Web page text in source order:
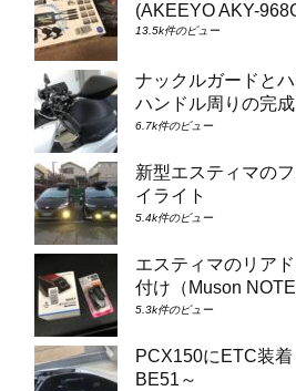
(AKEEYO AKY-
13.5k件のビュー
ナックルガードと
ハンドル周りの完成
6.7k件のビュー
新型エスティマの
イライト
5.4k件のビュー
エスティマのリア
付け（Muson
5.3k件のビュー
PCX150にETC装
BE51～